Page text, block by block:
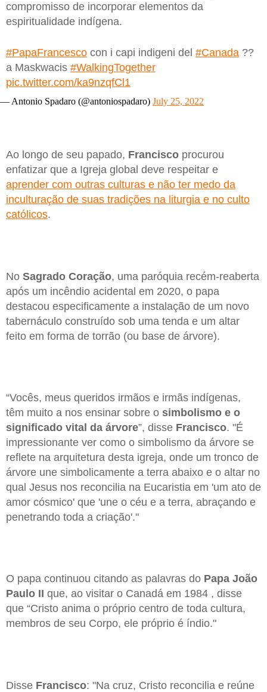
compromisso de incorporar elementos da
espiritualidade indígena.
#PapaFrancesco con i capi indigeni del #Canada ??
a Maskwacis #WalkingTogether
pic.twitter.com/ka9nzqfCl1
— Antonio Spadaro (@antoniospadaro) July 25, 2022
Ao longo de seu papado, Francisco procurou
enfatizar que a Igreja global deve respeitar e
aprender com outras culturas e não ter medo da
inculturação de suas tradições na liturgia e no culto
católicos.
No Sagrado Coração, uma paróquia recém-reaberta
após um incêndio acidental em 2020, o papa
destacou especificamente a instalação de um novo
tabernáculo construído sob uma tenda e um altar
feito em forma de torrão (ou base de árvore).
“Vocês, meus queridos irmãos e irmãs indígenas,
têm muito a nos ensinar sobre o simbolismo e o
significado vital da árvore”, disse Francisco. "É
impressionante ver como o simbolismo da árvore se
reflete na arquitetura desta igreja, onde um tronco de
árvore une simbolicamente a terra abaixo e o altar no
qual Jesus nos reconcilia na Eucaristia em 'um ato de
amor cósmico' que 'une o céu e a terra, abraçando e
penetrando toda a criação'."
O papa continuou citando as palavras do Papa João
Paulo II que, ao visitar o Canadá em 1984 , disse
que “Cristo anima o próprio centro de toda cultura,
membros de seu Corpo, ele próprio é índio."
Disse Francisco: "Na cruz, Cristo reconcilia e reúne